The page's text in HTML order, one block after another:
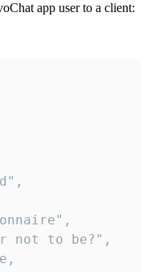
app user to a client: